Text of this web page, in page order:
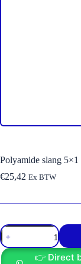
Polyamide slang
€25,42 Ex BTW
Polyamide
slang
5x1
👉 Direct